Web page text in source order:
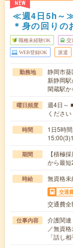
NEW
≪週4日5h～≫
＊身の回りの
職種未経験OK 交
WEB登録OK 派遣
勤務地
静岡市葵
新静岡
閑蔵駅
曜日頻度
週4日～
ください
時間
1日5時
期間
【積極
から最短
時給 無資格
交通
交通費全
仕事内容
介護関連
／無資
「話し